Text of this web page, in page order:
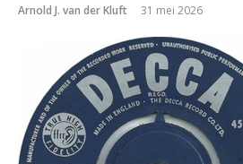
Arnold J. van der Kluft 31 mei 2026